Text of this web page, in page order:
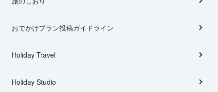
おでかけプラン投稿ガイドライン
Holiday Travel
Holiday Studio